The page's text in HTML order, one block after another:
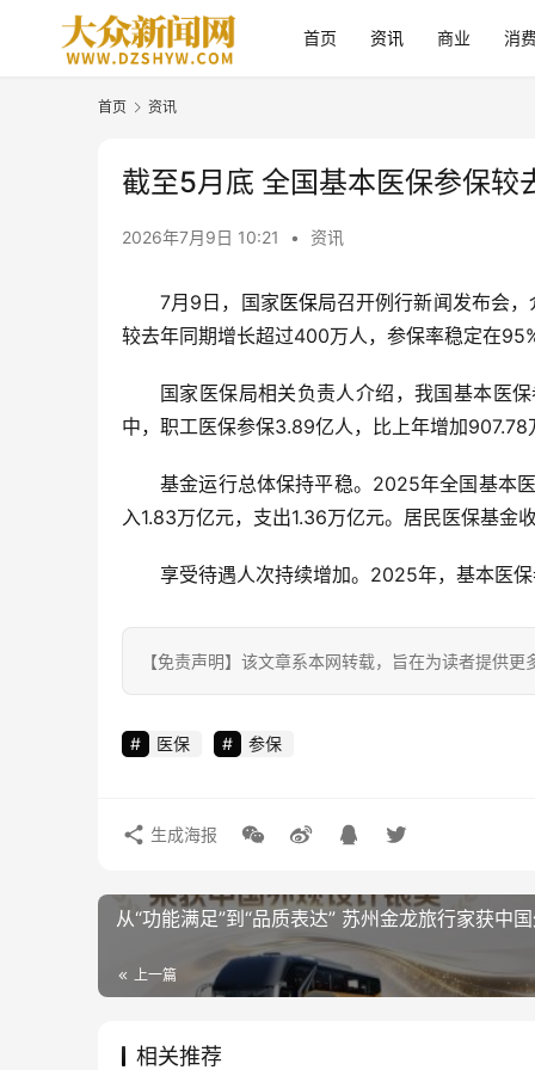
首页 资讯 商业 消
首页 资讯
截至5月底 全国基本医保参保
2026年7月9日 10:21 • 资讯
7月9日，国家医保局召开例行新闻发布会
较去年同期增长超过400万人，参保率稳定在
国家医保局相关负责人介绍，我国基本医
中，职工医保参保3.89亿人，比上年增加
基金运行总体保持平稳。2025年全国基本
入1.83万亿元，支出1.36万亿元。居民医保基金
享受待遇人次持续增加。2025年，基本医
【免责声明】该文章系本网转载，旨在为读者提供
医保 参保
生成海报
从“功能满足”到“品质表达” 苏州金龙旅行家获中
上一篇
相关推荐